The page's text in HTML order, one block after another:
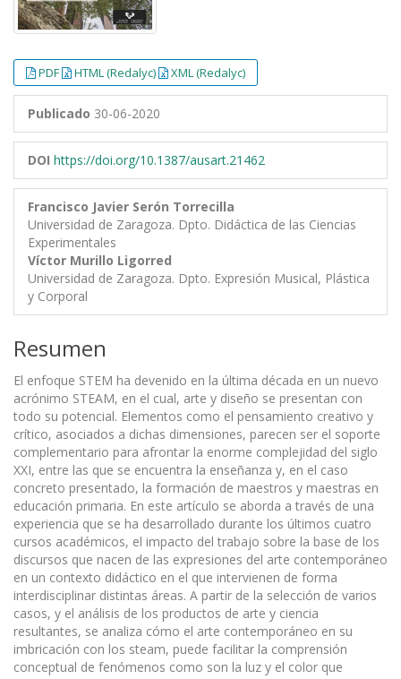
PDF HTML (Redalyc) XML (Redalyc)
Publicado 30-06-2020
DOI https://doi.org/10.1387/ausart.21462
Francisco Javier Serón Torrecilla
Universidad de Zaragoza. Dpto. Didáctica de las Ciencias
Experimentales
Víctor Murillo Ligorred
Universidad de Zaragoza. Dpto. Expresión Musical, Plástica
y Corporal
Resumen
El enfoque STEM ha devenido en la última década en un nuevo
acrónimo STEAM, en el cual, arte y diseño se presentan con
todo su potencial. Elementos como el pensamiento creativo y
crítico, asociados a dichas dimensiones, parecen ser el soporte
complementario para afrontar la enorme complejidad del siglo
XXI, entre las que se encuentra la enseñanza y, en el caso
concreto presentado, la formación de maestros y maestras en
educación primaria. En este artículo se aborda a través de una
experiencia que se ha desarrollado durante los últimos cuatro
cursos académicos, el impacto del trabajo sobre la base de los
discursos que nacen de las expresiones del arte contemporáneo
en un contexto didáctico en el que intervienen de forma
interdisciplinar distintas áreas. A partir de la selección de varios
casos, y el análisis de los productos de arte y ciencia
resultantes, se analiza cómo el arte contemporáneo en su
imbricación con los steam, puede facilitar la comprensión
conceptual de fenómenos como son la luz y el color que